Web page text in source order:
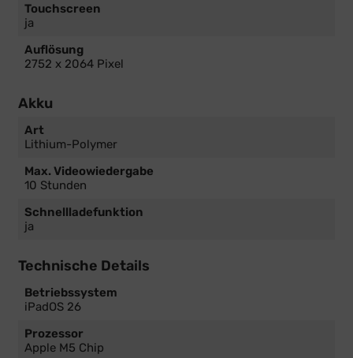
Touchscreen
ja
Auflösung
2752 x 2064 Pixel
Akku
Art
Lithium-Polymer
Max. Videowiedergabe
10 Stunden
Schnellladefunktion
ja
Technische Details
Betriebssystem
iPadOS 26
Prozessor
Apple M5 Chip